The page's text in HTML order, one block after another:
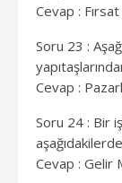
Cevap :
Soru 23 :
Cevap :
Soru 24 : Bir
Cevap : Gelir